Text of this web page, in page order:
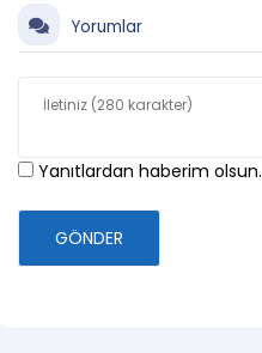
Yorumlar
Yanıtlardan haberim olsun.
GÖNDER